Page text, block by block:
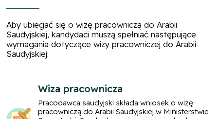
Aby ubiegać się o wizę pracowniczą do Arabii
Saudyjskiej, kandydaci muszą spełniać następujące
wymagania dotyczące wizy pracowniczej do Arabii
Saudyjskiej:
Wiza pracownicza
Pracodawca saudyjski składa wniosek o wizę
pracowniczą do Arabii Saudyjskiej w Ministerstwie